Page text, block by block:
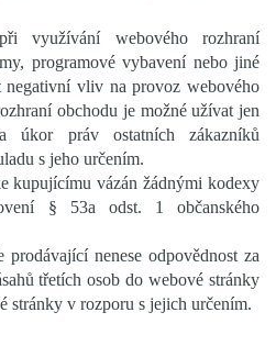
využívání webového rozhraní
programové vybavení nebo jiné
vliv na provoz webového
obchodu je možné užívat jen
práv ostatních zákazníků
s jeho určením.
kupujícímu vázán žádnými kodexy
§ 53a odst. 1 občanského
nenese odpovědnost za
třetích osob do webové stránky
stránky v rozporu s jejich určením.